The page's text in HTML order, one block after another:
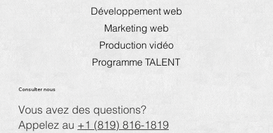
Vous avez des questions?
Appelez au +1 (819) 816-1819
Consulter nous
Développement web
Marketing web
Production vidéo
Programme TALENT